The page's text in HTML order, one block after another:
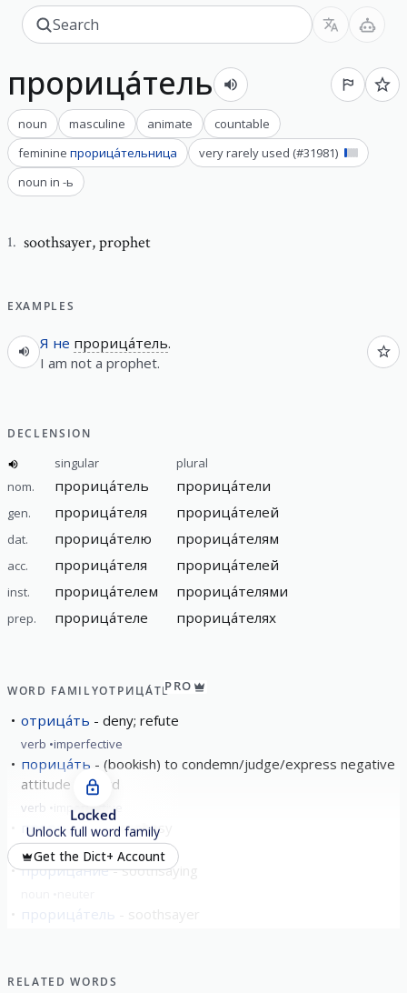
прорица́тель
noun masculine animate
countable
feminine прорица́тельница very rarely used (#31981)
noun in -ь
1. soothsayer,prophet
EXAMPLES
Я не прорица́тель.
I am not a prophet.
DECLENSION
singular
plural
nom.
прорица́тель прорица́тели
gen. прорица́теля прорица́телей
dat. прорица́телю прорица́телям
acc. прорица́теля прорица́телей
inst. прорица́телем прорица́телями
prep. прорица́теле прорица́телях
WORD FAMILYОТРИЦА́ТЬPRO
отрица́ть deny; refute
verb imperfective
порица́ть
(bookish) to condemn/judge/express negative
attitude toward
verb imperfective
прорица́ть prophesy
verb imperfective
прорица́ние soothsaying
прорица́тель
Locked
Unlock full word family
Get the Dict+ Account
RELATED WORDS